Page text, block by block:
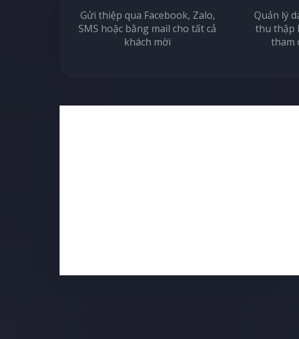
Gửi thiệp qua Facebook, Zalo,
SMS hoặc bằng mail cho tất cả
khách mời
Quản lý
thu thập
tham